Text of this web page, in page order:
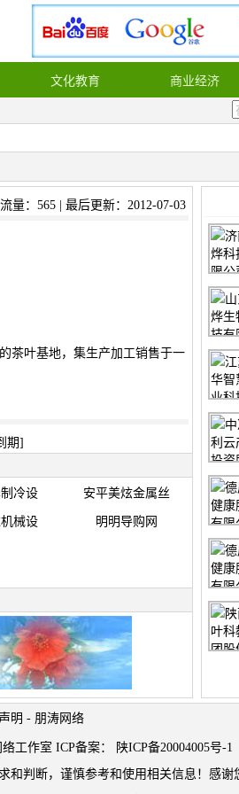
文化教育 商业经济
量：565 | 最后更新：2012-07-03
茶叶基地，集生产加工销售于一
期]
冷设 安平美炫金属丝
械设 明明导购网
明 - 朋涛网络
工作室 ICP备案：
陕ICP备20004005号-1
判断，谨慎参考和使用相关信息！感谢